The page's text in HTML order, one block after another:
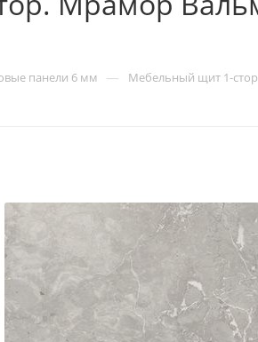
панели 6 мм — Мебельный щит 1-